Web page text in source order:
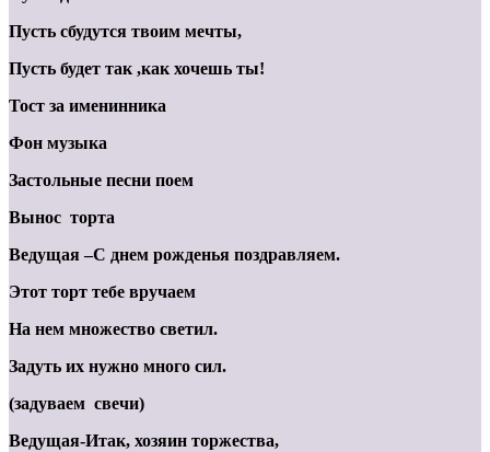
Пусть сбудутся твоим мечты,
Пусть будет так ,как хочешь ты!
Тост за именинника
Фон музыка
Застольные песни поем
Вынос торта
Ведущая –С днем рожденья поздравляем.
Этот торт тебе вручаем
На нем множество светил.
Задуть их нужно много сил.
(задуваем свечи)
Ведущая-Итак, хозяин торжества,